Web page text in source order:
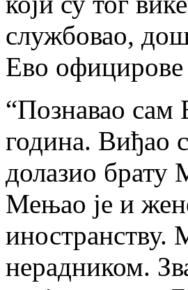
службовао,
Ево
“Познавао сам
година. Виђао
долазио брату
Мењао је и
иностранству.
нерадником.